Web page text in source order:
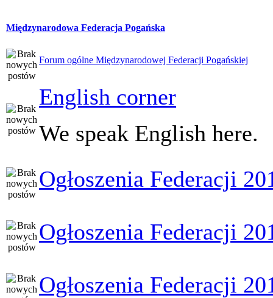
Międzynarodowa Federacja Pogańska
Forum ogólne Międzynarodowej Federacji Pogańskiej
English corner
We speak English here.
Ogłoszenia Federacji
Ogłoszenia Federacji
Ogłoszenia Federacji